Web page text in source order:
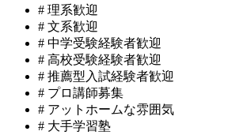
# 理系歓迎
# 文系歓迎
# 中学受験経験者歓迎
# 高校受験経験者歓迎
# 推薦型入試経験者歓迎
# プロ講師募集
# アットホームな雰囲気
# 大手学習塾